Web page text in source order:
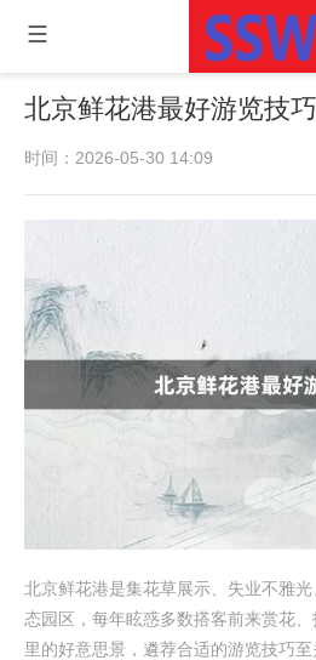
北京鲜花港最好游览技巧
时间：2026-05-30 14:09
北京鲜花港是集花草展示、失业不雅
态园区，每年眩惑多数搭客前来赏花
里的好意思景，遴荐合适的游览技巧至